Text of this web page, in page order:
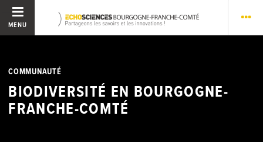
MENU
COMMUNAUTÉ
BIODIVERSITÉ EN BOURGOGNE-
FRANCHE-COMTÉ